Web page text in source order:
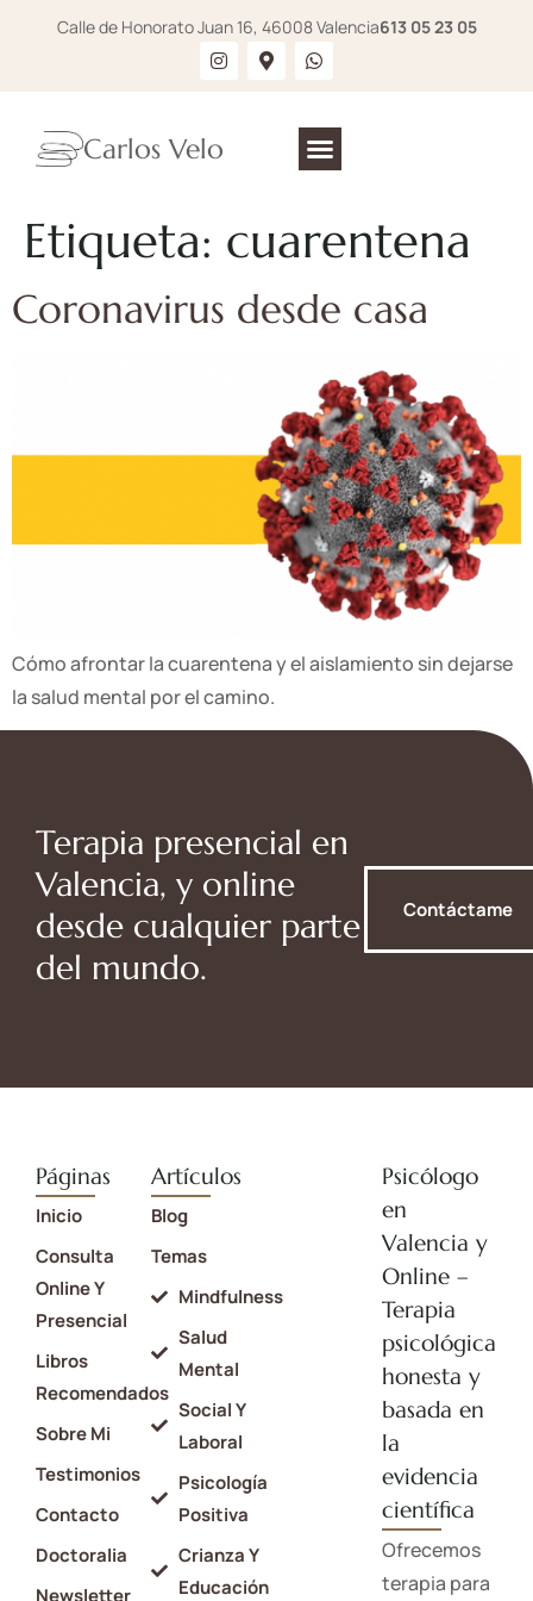
Calle de Honorato Juan 16, 46008 Valencia613 05 23 05
Carlos Velo
Etiqueta: cuarentena
Coronavirus desde casa
Cómo afrontar la cuarentena y el aislamiento sin dejarse
la salud mental por el camino.
Terapia presencial en
Valencia, y online
desde cualquier parte
del mundo.
Contáctame
Páginas
Inicio
Consulta
Online Y
Presencial
Libros
Recomendados
Sobre Mi
Testimonios
Contacto
Doctoralia
Newsletter
Artículos
Blog
Temas
Mindfulness
Salud
Mental
Social Y
Laboral
Psicología
Positiva
Crianza Y
Educación
Psicólogo
en
Valencia y
Online –
Terapia
psicológica
honesta y
basada en
la
evidencia
científica
Ofrecemos
terapia para